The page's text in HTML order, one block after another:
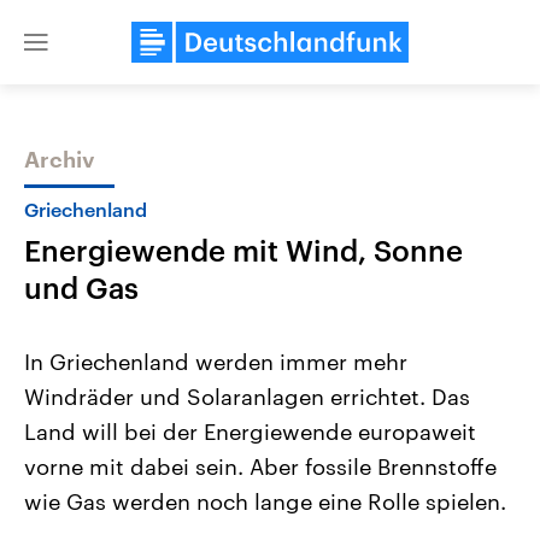
Close
Themen
Landtagswahl Sachsen-Anhalt
2026
Alle Informationen
Sachsen-Anhalt wählt am 6.
September 2026 einen neuen
Landtag. Seit 2021 wird das
USA
Aktuelle Beiträge,
Hintergründe
Wirtschaftlich und
gehören die Vereinigten
den mächtigsten Ländern
Archiv
Griechenland
Energiewende mit Wind, Sonne
und Gas
In Griechenland werden immer mehr
Windräder und Solaranlagen errichtet. Das
Land will bei der Energiewende europaweit
vorne mit dabei sein. Aber fossile Brennstoffe
wie Gas werden noch lange eine Rolle spielen.